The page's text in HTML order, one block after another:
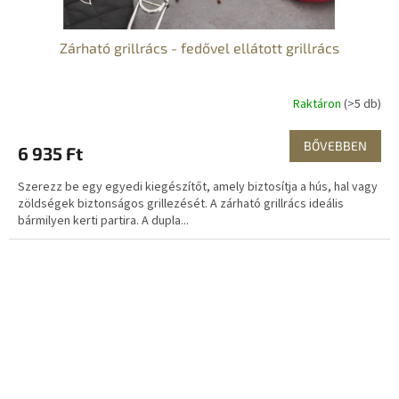
Zárható grillrács - fedővel ellátott grillrács
Raktáron (>5 db)
6 935 Ft BŐVEBBEN
Szerezz be egy egyedi kiegészítőt, amely biztosítja a hús, hal vagy
zöldségek biztonságos grillezését. A zárható grillrács ideális
bármilyen kerti partira. A dupla...